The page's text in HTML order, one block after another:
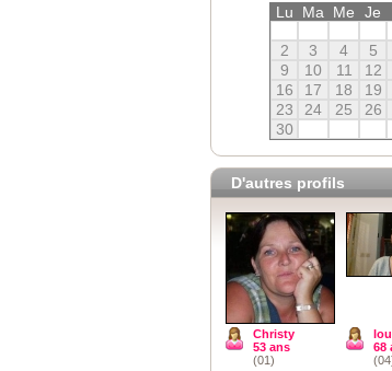
Lu
Ma Me Je
2
3 4 5
9
10 11 12
16
17 18 19
23
24 25 26
30
D'autres profils
Christy
53 ans
(01)
68